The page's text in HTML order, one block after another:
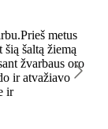
metus
šaltą žiemą
žvarbaus oro
ir atvažiavo
ir